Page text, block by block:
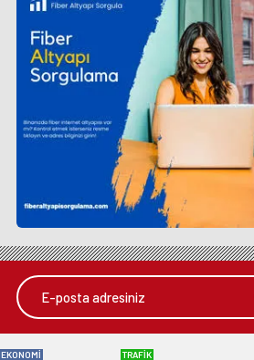
EKONOMİ TRAFİK